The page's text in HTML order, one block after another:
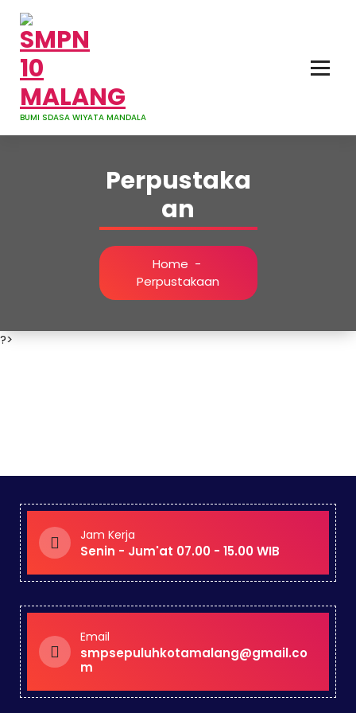
content
BUMI SDASA WIYATA MANDALA
Perpustaka
an
Home -
Perpustakaan
?>
Jam Kerja
Senin - Jum'at 07.00 - 15.00 WIB
Email
smpsepuluhkotamalang@gmail.co
m